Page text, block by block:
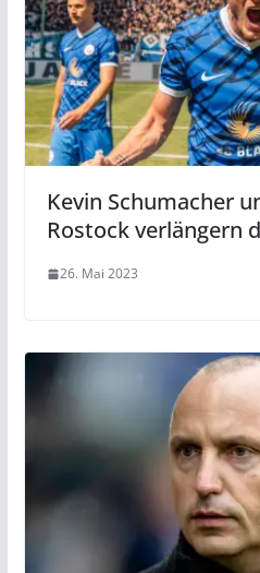
Kevin Schumacher
Rostock verlängern
26. Mai 2023